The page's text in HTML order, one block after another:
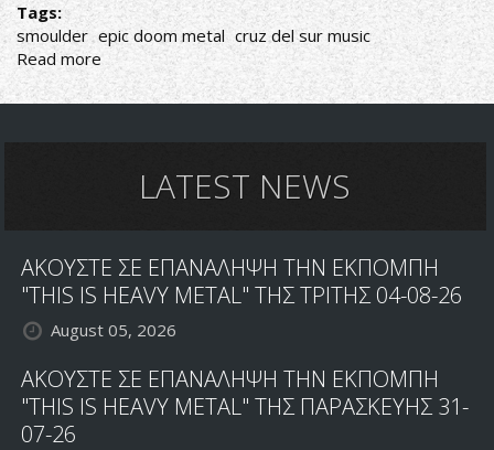
Tags:
smoulder epic doom metal cruz del sur music
Read more about
All
We
Puritans
LATEST NEWS
ΑΚΟΥΣΤΕ ΣΕ ΕΠΑΝΑΛΗΨΗ ΤΗΝ ΕΚΠΟΜΠΗ
"THIS IS HEAVY METAL" ΤΗΣ ΤΡΙΤΗΣ 04-08-26
August 05, 2026
ΑΚΟΥΣΤΕ ΣΕ ΕΠΑΝΑΛΗΨΗ ΤΗΝ ΕΚΠΟΜΠΗ
"THIS IS HEAVY METAL" ΤΗΣ ΠΑΡΑΣΚΕΥΗΣ 31-
07-26